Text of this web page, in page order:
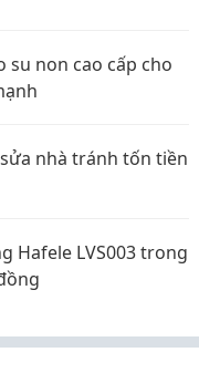
su non cao cấp cho
nhà tránh tốn tiền
Hafele LVS003 trong